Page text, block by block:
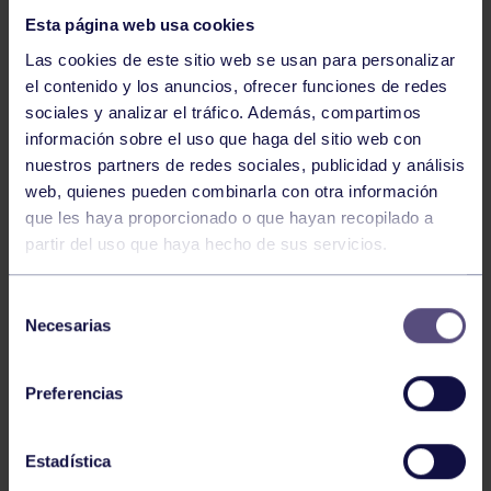
Esta página web usa cookies
Las cookies de este sitio web se usan para personalizar
el contenido y los anuncios, ofrecer funciones de redes
sociales y analizar el tráfico. Además, compartimos
información sobre el uso que haga del sitio web con
nuestros partners de redes sociales, publicidad y análisis
web, quienes pueden combinarla con otra información
que les haya proporcionado o que hayan recopilado a
partir del uso que haya hecho de sus servicios.
Necesarias
Preferencias
Estadística
Atletismo 22 Jun 2026
CAMPEONATO DE ASTURIAS SUB23 Y
ABSOLUTO
Atletismo